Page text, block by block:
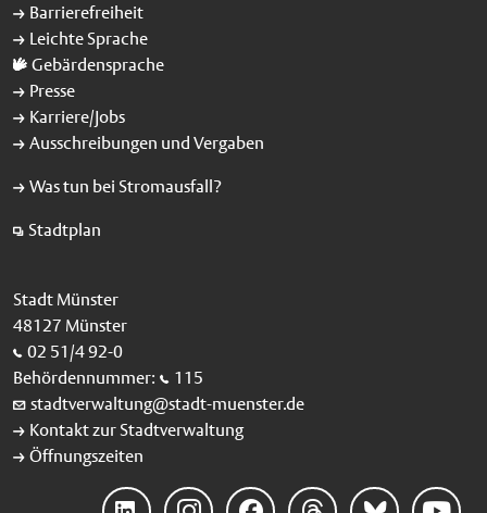
Barrierefreiheit
Leichte Sprache
Gebärdensprache
Presse
Karriere/Jobs
Ausschreibungen und Vergaben
Was tun bei Stromausfall?
Stadtplan
Stadt Münster
48127 Münster
02 51/4 92-0
Behördennummer:
115
stadtverwaltung@stadt-muenster.de
Kontakt zur Stadtverwaltung
Öffnungszeiten